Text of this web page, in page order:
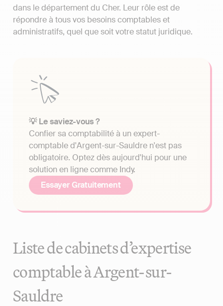
dans le département du Cher. Leur rôle est de
répondre à tous vos besoins comptables et
administratifs, quel que soit votre statut juridique.
💡 Le saviez-vous ?
Confier sa comptabilité à un expert-
comptable d'Argent-sur-Sauldre n'est pas
obligatoire. Optez dès aujourd'hui pour une
solution en ligne comme Indy.
Essayer Gratuitement
Liste de cabinets d’expertise
comptable à Argent-sur-
Sauldre